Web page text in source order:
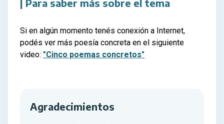
| Para saber más sobre el tema
Si en algún momento tenés conexión a Internet,
podés ver más poesía concreta en el siguiente
video: "Cinco poemas concretos"
Agradecimientos